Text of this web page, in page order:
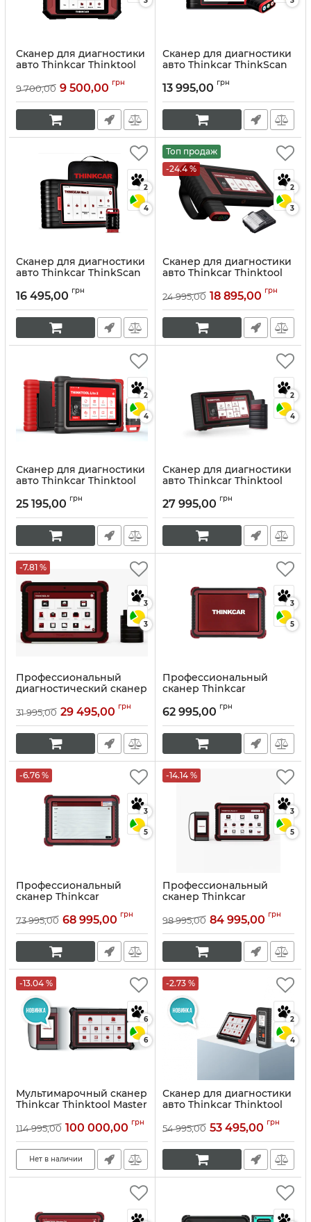
Сканер для диагностики
авто Thinkcar Thinktool
Артикул:10048
9 700,00 9 500,00 грн
Сканер для диагностики
авто Thinkcar ThinkScan
Артикул:10046
13 995,00 грн
2
4
Сканер для диагностики
авто Thinkcar ThinkScan
Артикул:10047
16 495,00 грн
Топ продаж
-24.4 %
2
3
Сканер для диагностики
авто Thinkcar Thinktool
Артикул:10049
24 995,00 18 895,00 грн
2
4
Сканер для диагностики
авто Thinkcar Thinktool
Артикул:10147
25 195,00 грн
2
4
Сканер для диагностики
авто Thinkcar Thinktool
27 995,00 грн
-7.81 %
3
3
Профессиональный
диагностический сканер
Артикул:10051
31 995,00 29 495,00 грн
3
5
Профессиональный
сканер Thinkcar
Артикул:10053
62 995,00 грн
-6.76 %
3
5
Профессиональный
сканер Thinkcar
Артикул:10054
73 995,00 68 995,00 грн
-14.14 %
3
5
Профессиональный
сканер Thinkcar
Артикул:10055
98 995,00 84 995,00 грн
-13.04 %
6
6
Мультимарочный сканер
Thinkcar Thinktool Master
Артикул:10150
114 995,00 100 000,00 грн
Нет в наличии
-2.73 %
2
4
Сканер для диагностики
авто Thinkcar Thinktool
Артикул:10149
54 995,00 53 495,00 грн